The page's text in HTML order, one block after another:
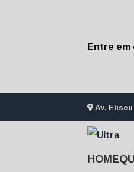
Entre
Av. Eliseu
HOME